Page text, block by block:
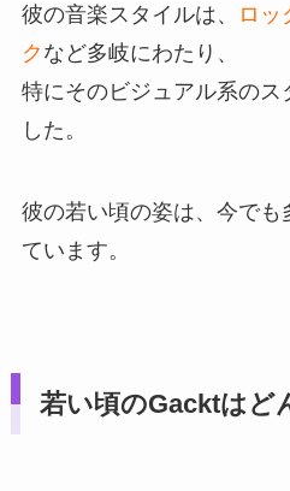
彼の音楽スタイルは、
ロッ
ク など多岐にわたり、
特にそのビジュアル系のス
した。
彼の若い頃の姿は、今で
ています。
若い頃のGacktはど